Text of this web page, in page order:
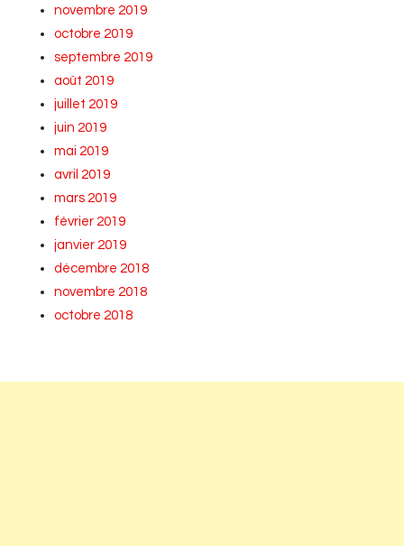
novembre 2019
octobre 2019
septembre 2019
août 2019
juillet 2019
juin 2019
mai 2019
avril 2019
mars 2019
février 2019
janvier 2019
décembre 2018
novembre 2018
octobre 2018